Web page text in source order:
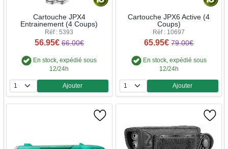
Cartouche JPX4
Entrainement (4 Coups)
Réf : 5393
56.95€ 66.00€
En stock, expédié sous
12/24h
Quantité
Ajouter
Cartouche JPX6 Active (4
Coups)
Réf : 10697
65.95€ 79.00€
En stock, expédié sous
12/24h
Quantité
Ajouter